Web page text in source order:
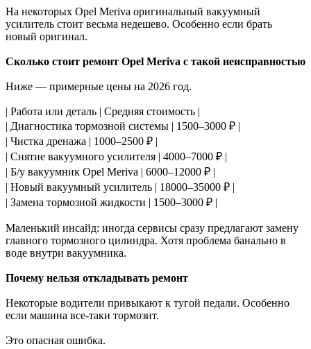
На некоторых Opel Meriva оригинальный вакуумный
усилитель стоит весьма недешево. Особенно если брать
новый оригинал.
Сколько стоит ремонт Opel Meriva с такой неисправностью
Ниже — примерные цены на 2026 год.
| Работа или деталь | Средняя стоимость |
| Диагностика тормозной системы | 1500–3000 ₽ |
| Чистка дренажа | 1000–2500 ₽ |
| Снятие вакуумного усилителя | 4000–7000 ₽ |
| Б/у вакуумник Opel Meriva | 6000–12000 ₽ |
| Новый вакуумный усилитель | 18000–35000 ₽ |
| Замена тормозной жидкости | 1500–3000 ₽ |
Маленький инсайд: иногда сервисы сразу предлагают замену
главного тормозного цилиндра. Хотя проблема банально в
воде внутри вакуумника.
Почему нельзя откладывать ремонт
Некоторые водители привыкают к тугой педали. Особенно
если машина все-таки тормозит.
Это опасная ошибка.